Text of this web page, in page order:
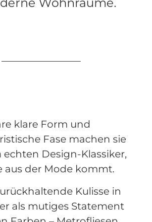
klare Form und
Fase machen sie
echten Design-Klassiker,
aus der Mode kommt.
Kulisse in
als mutiges Statement